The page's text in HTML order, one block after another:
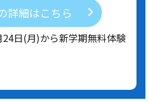
詳細はこちら
24日(月)から新学期無料体験